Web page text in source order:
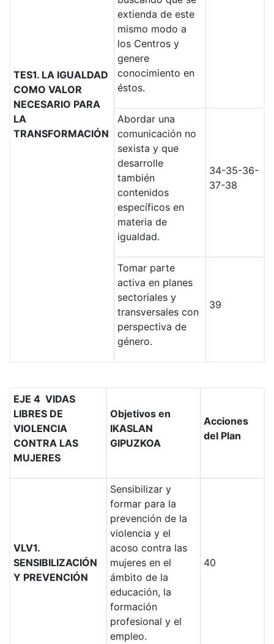
TES1. LA IGUALDAD
COMO VALOR
NECESARIO PARA
LA
TRANSFORMACIÓN
extienda de este
mismo modo a
los Centros y
genere
conocimiento en
éstos.
Abordar una
comunicación no
sexista y que
desarrolle
también
contenidos
específicos en
materia de
igualdad.
34-35-36-
37-38
Tomar parte
activa en planes
sectoriales y
transversales con
perspectiva de
género.
39
EJE 4 VIDAS
LIBRES DE
VIOLENCIA
CONTRA LAS
MUJERES
Objetivos en
IKASLAN
GIPUZKOA
Acciones
del Plan
VLV1.
SENSIBILIZACIÓN
Y PREVENCIÓN
Sensibilizar y
formar para la
prevención de la
violencia y el
acoso contra las
mujeres en el
ámbito de la
educación, la
formación
profesional y el
empleo.
40